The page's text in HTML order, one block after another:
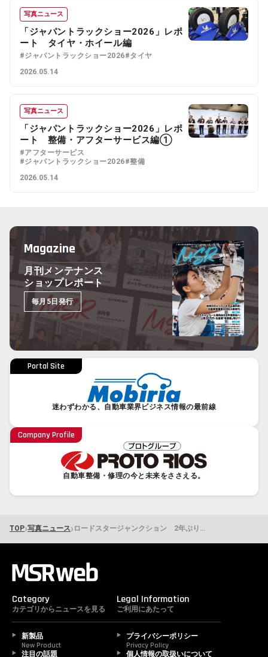
写真ニュース
「ジャパントラックショー2026」レポ
ート タイヤ・ホイール編
#ジャパントラックショー2026#タイヤ
2026.05.14
写真ニュース
「ジャパントラックショー2026」レポ
ート 整備・アフターサービス編①
#アフターサービス
#ジャパントラックショー2026#整備
2026.05.14
Magazine
月刊メンテナンス
ショップレポート
毎月5日発行
Portal Site
迷わずわかる、自動車業界ビジネス情報の最前線
Company Profile
自動車整備・修理の今と未来をささえる。
TOP›写真ニュース› ロードスタージャンクション 2年ぶりに開催
Category
カテゴリからニュースを見る
新製品
New Product
注目の話題
Legal Information
ご利用にあたって
プライバシーポリシー
Privacy Policy
個人情報の取扱いについて